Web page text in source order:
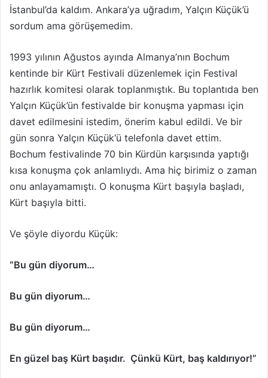
İstanbul’da kaldım. Ankara’ya uğradım, Yalçın Küçük’ü
sordum ama görüşemedim.
1993 yılının Ağustos ayında Almanya’nın Bochum
kentinde bir Kürt Festivali düzenlemek için Festival
hazırlık komitesi olarak toplanmıştık. Bu toplantıda ben
Yalçın Küçük’ün festivalde bir konuşma yapması için
davet edilmesini istedim, önerim kabul edildi. Ve bir
gün sonra Yalçın Küçük‘ü telefonla davet ettim.
Bochum festivalinde 70 bin Kürdün karşısında yaptığı
kısa konuşma çok anlamlıydı. Ama hiç birimiz o zaman
o­nu anlayamamıştı. O konuşma Kürt başıyla başladı,
Kürt başıyla bitti.
Ve şöyle diyordu Küçük:
“Bu gün diyorum…
Bu gün diyorum…
Bu gün diyorum…
En güzel baş Kürt başıdır. Çünkü Kürt, baş kaldırıyor!”